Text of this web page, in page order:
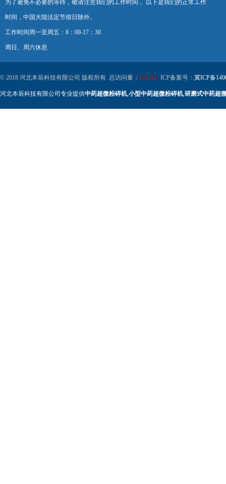
为了避免不必要的等待，敬请注意我们的工作时间 。以下是我们的正常工作
时间，中国大陆法定节假日除外。
工作时间周一至周五：8：00-17：30
周日、周六休息
© 2018 河北本辰科技有限公司 版权所有 总访问量： 474123 ICP备案号： 冀ICP备
河北本辰科技有限公司专业提供中药超微粉碎机,小型中药超微粉碎机,研磨式中药超